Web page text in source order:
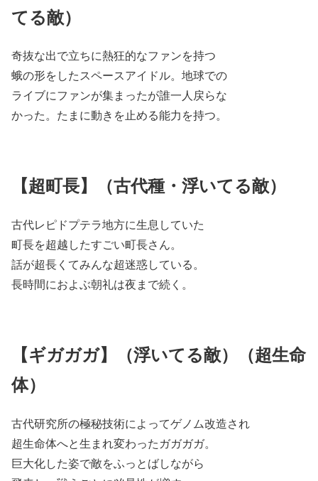
てる敵）
奇抜な出で立ちに熱狂的なファンを持つ
蛾の形をしたスペースアイドル。地球での
ライブにファンが集まったが誰一人戻らな
かった。たまに動きを止める能力を持つ。
【超町長】（古代種・浮いてる敵）
古代レピドプテラ地方に生息していた
町長を超越したすごい町長さん。
話が超長くてみんな超迷惑している。
長時間におよぶ朝礼は夜まで続く。
【ギガガガ】（浮いてる敵）（超生命
体）
古代研究所の極秘技術によってゲノム改造され
超生命体へと生まれ変わったガガガガ。
巨大化した姿で敵をふっとばしながら